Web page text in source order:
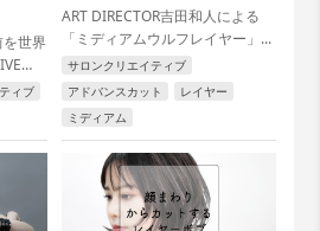
世界
ィブ
ART DIRECTOR吉田和人による
「ミディアムウルフレイヤー」...
サロンクリエイティブ
アドバンスカット
レイヤー
ミディアム